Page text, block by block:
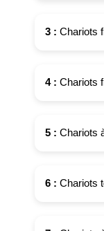
3 : Chariots
4 : Chariots
5 : Chariots
6 : Chariots